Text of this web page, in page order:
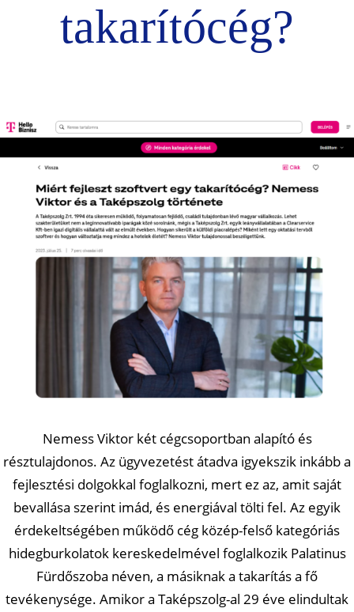
takarítócég?
Nemess Viktor két cégcsoportban alapító és
résztulajdonos. Az ügyvezetést átadva igyekszik inkább a
fejlesztési dolgokkal foglalkozni, mert ez az, amit saját
bevallása szerint imád, és energiával tölti fel. Az egyik
érdekeltségében működő cég közép-felső kategóriás
hidegburkolatok kereskedelmével foglalkozik Palatinus
Fürdőszoba néven, a másiknak a takarítás a fő
tevékenysége. Amikor a Taképszolg-al 29 éve elindultak